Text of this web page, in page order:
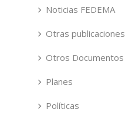
Noticias FEDEMA
Otras
Otros Documentos
Planes
Políticas